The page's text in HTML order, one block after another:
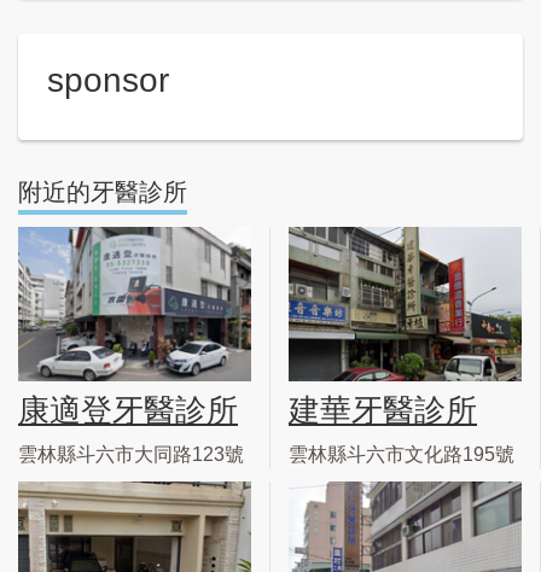
sponsor
附近的牙醫診所
康適登牙醫診所
雲林縣斗六市大同路123號
建華牙醫診所
雲林縣斗六市文化路195號